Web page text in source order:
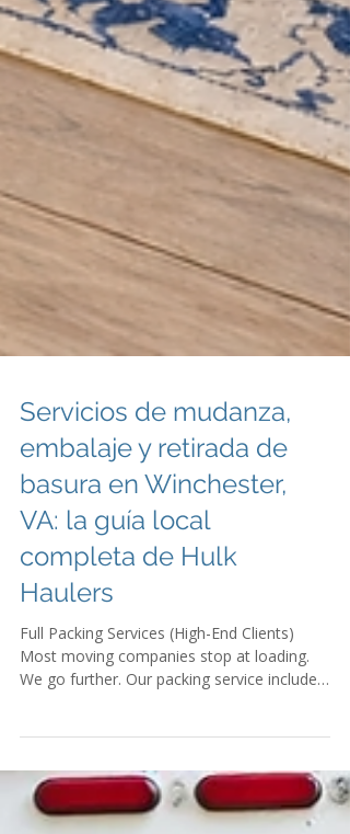
Servicios de mudanza,
embalaje y retirada de
basura en Winchester,
VA: la guía local
completa de Hulk
Most moving companies stop at loading.
We go further. Our packing service includes:
Full kitchen packing Bedroom packing